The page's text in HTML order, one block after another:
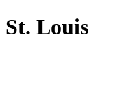
St. Louis